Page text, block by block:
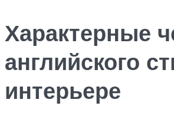
Характерные
английского
интерьере